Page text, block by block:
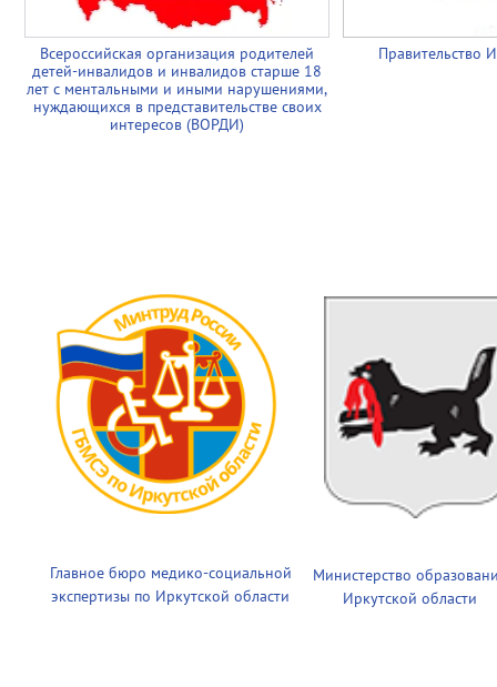
Всероссийская организация родителей
детей-инвалидов и инвалидов старше 18
лет с ментальными и иными нарушениями,
нуждающихся в представительстве своих
интересов (ВОРДИ)
Правительство
Главное бюро медико-социальной
экспертизы по Иркутской области
Министерство
Иркутской области